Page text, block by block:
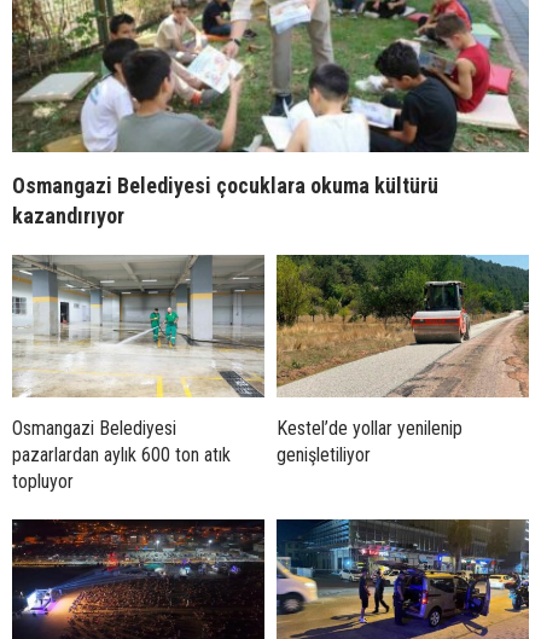
Osmangazi Belediyesi çocuklara okuma kültürü
kazandırıyor
Osmangazi Belediyesi
pazarlardan aylık 600 ton atık
topluyor
Kestel’de yollar yenilenip
genişletiliyor